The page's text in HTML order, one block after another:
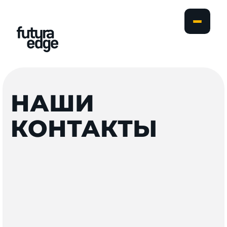
НАШИ
КОНТАКТЫ